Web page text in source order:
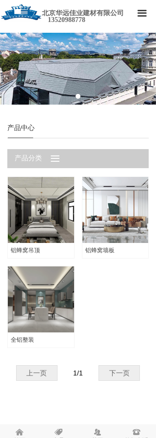
北京华远佳业建材有限公司
13520988778
끀
首页
公司简介
产品中心
工厂环境
新闻资讯
铝蜂窝吊顶 铝蜂窝墙板
全铝整装
上一页 下一页
1/1
产品中心
끀
产品分类
낀 뀄 뀡 뀰